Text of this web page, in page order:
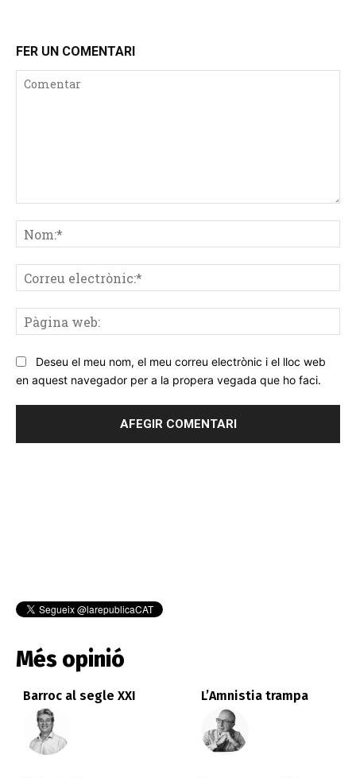
FER UN COMENTARI
Deseu el meu nom, el meu correu electrònic i el lloc web
en aquest navegador per a la propera vegada que ho faci.
Més opinió
Barroc al segle XXI L’Amnistia trampa